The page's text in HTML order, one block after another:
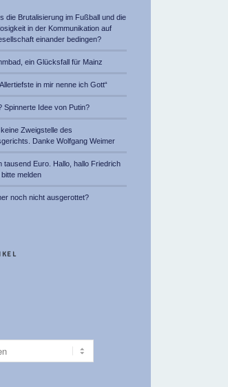
die Brutalisierung im Fußball und die
in der Kommunikation auf
einander bedingen?
ein Glücksfall für Mainz
in mir nenne ich Gott“
Spinnerte Idee von Putin?
Zweigstelle des
Danke Wolfgang Weimer
tausend Euro. Hallo, hallo Friedrich
melden
noch nicht ausgerottet?